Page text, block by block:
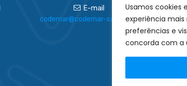
Usamos cookies
experiência
preferências e
concorda com a
E-mail
codemar@codemar-sa.com.br